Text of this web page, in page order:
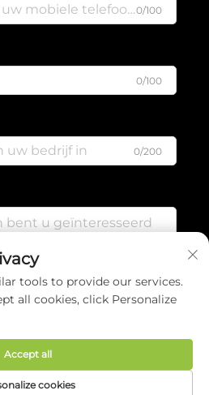
0/100
0/100
0/200
door EVERISE FITNESS
tools to provide our services.
all cookies, click Personalize
cookies
Accept all